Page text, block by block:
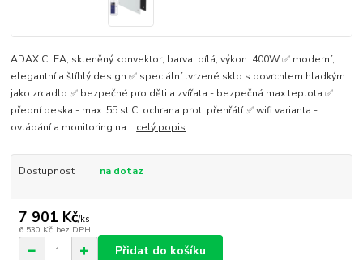
ADAX CLEA, skleněný konvektor, barva: bílá, výkon: 400W ✅ moderní,
elegantní a štíhlý design ✅ speciální tvrzené sklo s povrchlem hladkým
jako zrcadlo ✅ bezpečné pro děti a zvířata - bezpečná max.teplota ✅
přední deska - max. 55 st.C, ochrana proti přehřátí ✅ wifi varianta -
ovládání a monitoring na... celý popis
Dostupnost na dotaz
7 901 Kč/ks
6 530 Kč bez DPH
Přidat do košíku